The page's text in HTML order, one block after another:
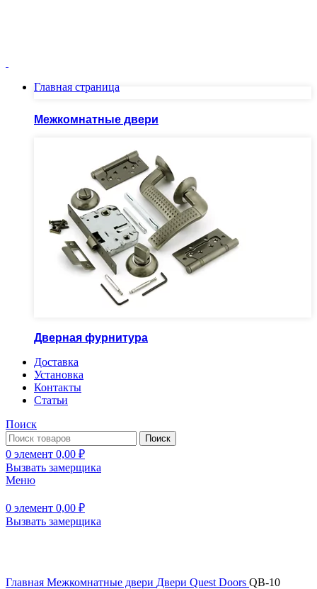
Главная страница
Межкомнатные двери
Дверная фурнитура
Доставка
Установка
Контакты
Статьи
Поиск
Поиск
0 элемент 0,00 ₽
Вызвать замерщика
Меню
0 элемент 0,00 ₽
Вызвать замерщика
Главная Межкомнатные двери Двери Quest Doors QB-10